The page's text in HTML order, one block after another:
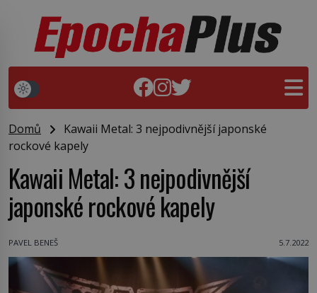
Domů
Kawaii Metal: 3 nejpodivnější japonské
rockové kapely
Kawaii Metal: 3 nejpodivnější
japonské rockové kapely
PAVEL BENEŠ 5.7.2022